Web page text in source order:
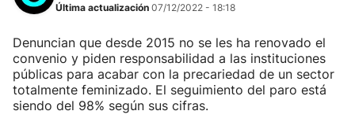
Última actualización 07/12/2022 - 18:18
Denuncian que desde 2015 no se les ha renovado el
convenio y piden responsabilidad a las instituciones
públicas para acabar con la precariedad de un sector
totalmente feminizado. El seguimiento del paro está
siendo del 98% según sus cifras.